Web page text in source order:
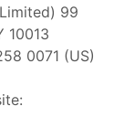
99
10013
0071 (US)